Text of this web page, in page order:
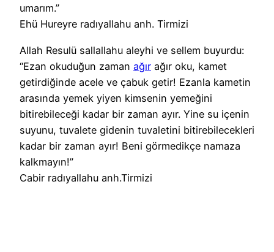
umarım.”
Ehü Hureyre radıyallahu anh. Tirmizi
Allah Resulü sallallahu aleyhi ve sellem buyurdu:
“Ezan okuduğun zaman ağır ağır oku, kamet
getirdiğinde acele ve çabuk getir! Ezanla kametin
arasında yemek yiyen kimsenin yemeğini
bitirebileceği kadar bir zaman ayır. Yine su içenin
suyunu, tuvalete gidenin tuvaletini bitirebilecekleri
kadar bir zaman ayır! Beni görmedikçe namaza
kalkmayın!”
Cabir radıyallahu anh.Tirmizi